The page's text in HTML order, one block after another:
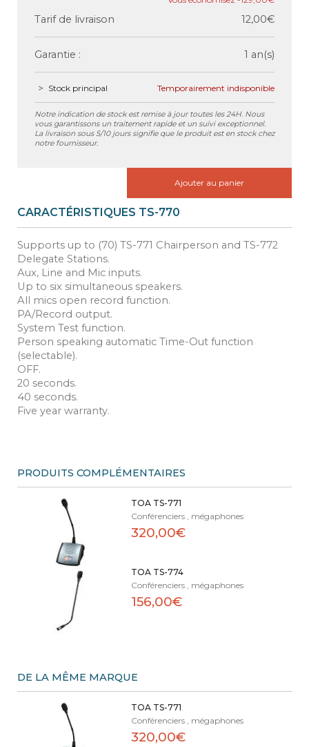
Tarif de livraison 12,00€
Garantie : 1 an(s)
Stock principal Temporairement indisponible
Notre indication de stock est remise à jour toutes les 24H. Nous
vous garantissons un traitement rapide et un suivi exceptionnel.
La livraison sous 5/10 jours signifie que le produit est en stock chez
notre fournisseur.
Ajouter au panier
CARACTÉRISTIQUES TS-770
Supports up to (70) TS-771 Chairperson and TS-772
Delegate Stations.
Aux, Line and Mic inputs.
Up to six simultaneous speakers.
All mics open record function.
PA/Record output.
System Test function.
Person speaking automatic Time-Out function
(selectable).
OFF.
20 seconds.
40 seconds.
Five year warranty.
PRODUITS COMPLÉMENTAIRES
TOA TS-771
Conférenciers , mégaphones
320,00€
TOA TS-774
Conférenciers , mégaphones
156,00€
DE LA MÊME MARQUE
TOA TS-771
Conférenciers , mégaphones
320,00€